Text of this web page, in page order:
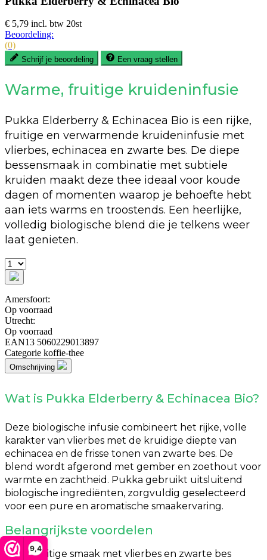
9,4
€ 5,79 incl. btw 20st
Beoordeling:
(0)
Schrijf je beoordeling Een vraag stellen
Warme, fruitige kruideninfusie
Pukka Elderberry & Echinacea Bio is een rijke,
fruitige en verwarmende kruideninfusie met
vlierbes, echinacea en zwarte bes. De diepe
bessensmaak in combinatie met subtiele
kruiden maakt deze thee ideaal voor koude
dagen of momenten waarop je behoefte hebt
aan iets warms en troostends. Een heerlijke,
volledig biologische blend die je telkens weer
laat genieten.
Amersfoort:
Op voorraad
Utrecht:
Op voorraad
EAN13 5060229013897
Categorie koffie-thee
Omschrijving
Wat is Pukka Elderberry & Echinacea Bio?
Deze biologische infusie combineert het rijke, volle
karakter van vlierbes met de kruidige diepte van
echinacea en de frisse tonen van zwarte bes. De
blend wordt afgerond met gember en zoethout voor
warmte en zachtheid. Pukka gebruikt uitsluitend
biologische ingrediënten, zorgvuldig geselecteerd
voor een pure en aromatische smaakervaring.
Belangrijkste voordelen
Rijke, fruitige smaak met vlierbes en zwarte bes